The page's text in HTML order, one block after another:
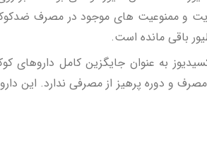
و ممنوعیت های موجود در مصرف
باقی مانده است.
به عنوان جایگزین کامل داروهای
و دوره پرهیز از مصرفی ندارد. این